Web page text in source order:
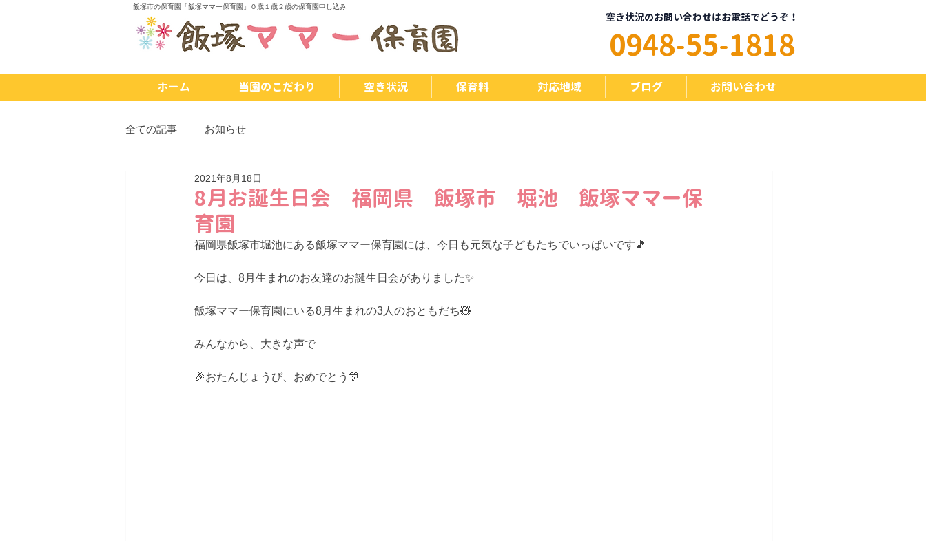
飯塚市の保育園「飯塚ママー保育園」０歳１歳２歳の保育園申し込み
空き状況のお問い合わせはお電話でどうぞ！
0948-55-1818
ホーム 当園のこだわり 空き状況 保育料 対応地域 ブログ お問い合わせ
全ての記事 お知らせ
8月お誕生日会 福岡県 飯塚市 堀池 飯塚ママー保
育園
2021年8月18日
福岡県飯塚市堀池にある飯塚ママー保育園には、今日も元気な子どもたちでいっぱいです🎵
今日は、8月生まれのお友達のお誕生日会がありました✨
飯塚ママー保育園にいる8月生まれの3人のおともだち🧸
みんなから、大きな声で
🎉おたんじょうび、おめでとう🎊